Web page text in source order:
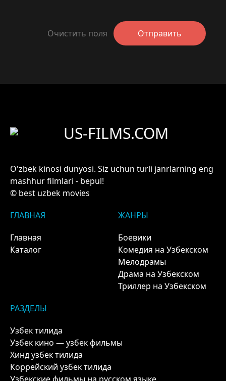
Очистить поля Отправить
US-FILMS.COM
O'zbek kinosi dunyosi. Siz uchun turli janrlarning eng
mashhur filmlari - bepul!
© best uzbek movies
ГЛАВНАЯ
Главная
Каталог
ЖАНРЫ
Боевики
Комедия на Узбекском
Мелодрамы
Драма на Узбекском
Триллер на Узбекском
РАЗДЕЛЫ
Узбек тилида
Узбек кино — узбек фильмы
Хинд узбек тилида
Коррейский узбек тилида